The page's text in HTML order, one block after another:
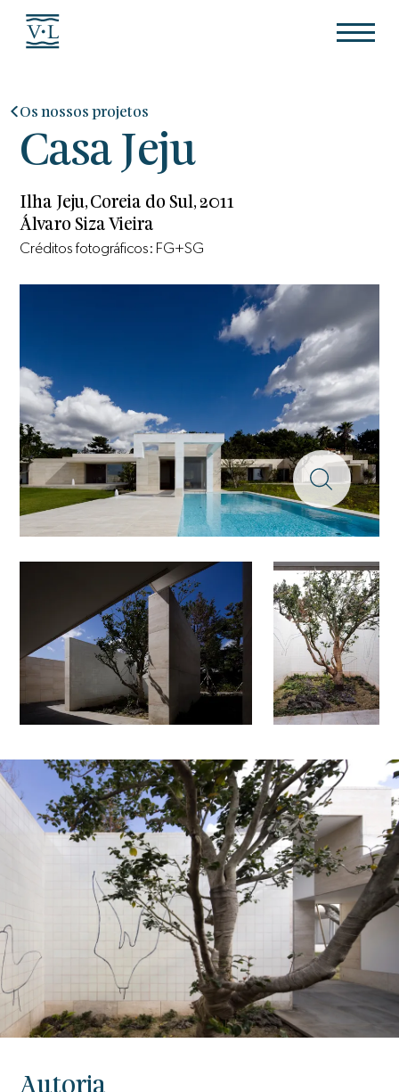
Os nossos projetos
Casa Jeju
Ilha Jeju, Coreia do Sul, 2011
Álvaro Siza Vieira
Créditos fotográficos: FG+SG